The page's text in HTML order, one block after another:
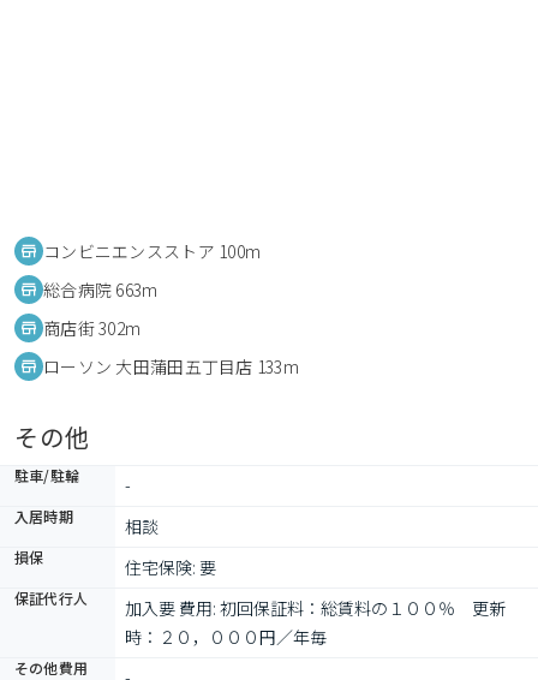
コンビニエンスストア 100m
総合病院 663m
商店街 302m
ローソン 大田蒲田五丁目店 133m
その他
駐車/駐輪 -
入居時期 相談
損保 住宅保険: 要
保証代行人
加入要 費用: 初回保証料：総賃料の１００％　更新
時：２０，０００円／年毎
その他費用